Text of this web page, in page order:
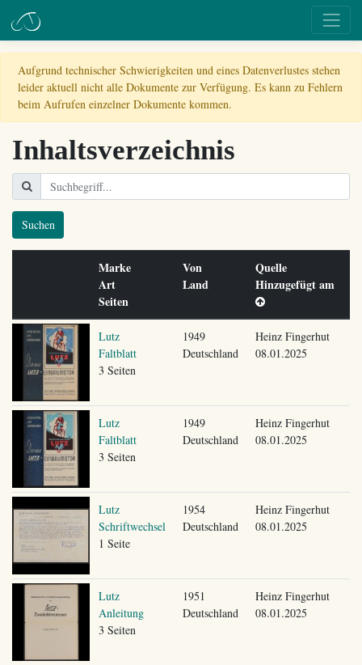
Aufgrund technischer Schwierigkeiten und eines Datenverlustes stehen
leider aktuell nicht alle Dokumente zur Verfügung. Es kann zu Fehlern
beim Aufrufen einzelner Dokumente kommen.
Inhaltsverzeichnis
Suchen
Marke
Art
Seiten
Von
Land
Quelle
Hinzugefügt am
Lutz
Faltblatt
3 Seiten
1949
Deutschland
Heinz Fingerhut
08.01.2025
Lutz
Faltblatt
3 Seiten
1949
Deutschland
Heinz Fingerhut
08.01.2025
Lutz
Schriftwechsel
1 Seite
1954
Deutschland
Heinz Fingerhut
08.01.2025
Lutz
Anleitung
3 Seiten
1951
Deutschland
Heinz Fingerhut
08.01.2025